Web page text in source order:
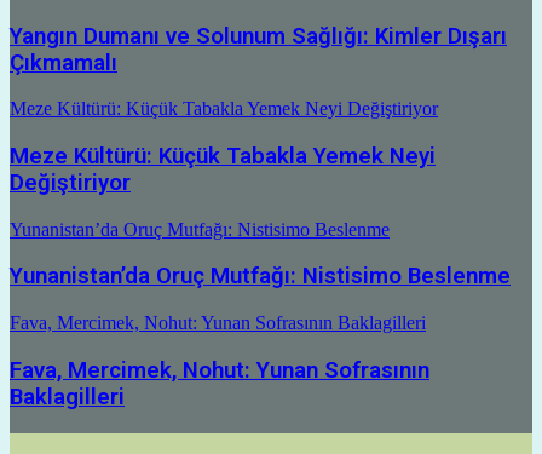
Yangın Dumanı ve Solunum Sağlığı: Kimler Dışarı
Çıkmamalı
Meze Kültürü: Küçük Tabakla Yemek Neyi Değiştiriyor
Meze Kültürü: Küçük Tabakla Yemek Neyi
Değiştiriyor
Yunanistan’da Oruç Mutfağı: Nistisimo Beslenme
Yunanistan’da Oruç Mutfağı: Nistisimo Beslenme
Fava, Mercimek, Nohut: Yunan Sofrasının Baklagilleri
Fava, Mercimek, Nohut: Yunan Sofrasının
Baklagilleri